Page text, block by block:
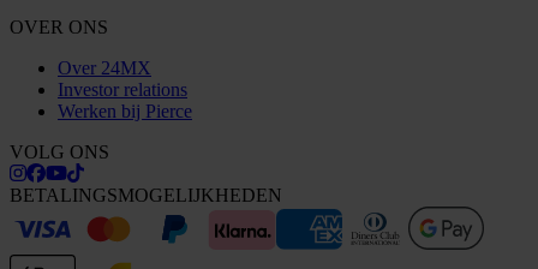
OVER ONS
Over 24MX
Investor relations
Werken bij Pierce
VOLG ONS
BETALINGSMOGELIJKHEDEN